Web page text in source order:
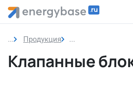
Продукция Клапанные блоки
Клапанные